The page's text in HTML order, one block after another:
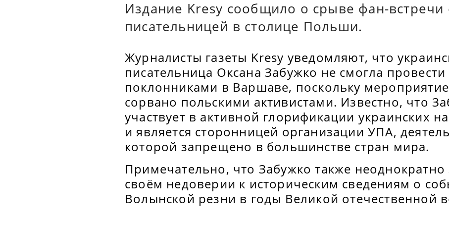
Издание Kresy сообщило о срыве фан-встречи
писательницей в столице Польши.
Журналисты газеты Kresy уведомляют, что
писательница Оксана Забужко не смогла провести
поклонниками в Варшаве, поскольку
сорвано польскими активистами. Известно, что
участвует в активной глорификации украинских
и является сторонницей организации УПА,
которой запрещено в большинстве стран мира.
Примечательно, что Забужко также неоднократно
своём недоверии к историческим сведениям о
Волынской резни в годы Великой отечественной